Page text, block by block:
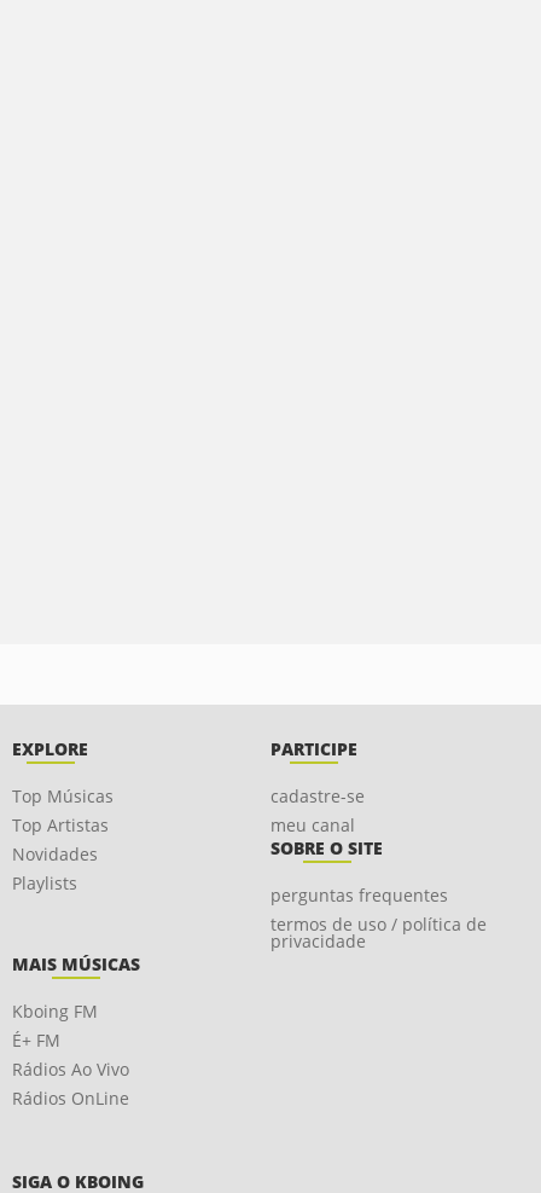
EXPLORE
Top Músicas
Top Artistas
Novidades
Playlists
PARTICIPE
cadastre-se
meu canal
SOBRE O SITE
perguntas frequentes
termos de uso / política de
privacidade
MAIS MÚSICAS
Kboing FM
É+ FM
Rádios Ao Vivo
Rádios OnLine
SIGA O KBOING